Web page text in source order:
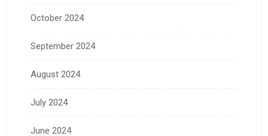
October 2024
September 2024
August 2024
July 2024
June 2024